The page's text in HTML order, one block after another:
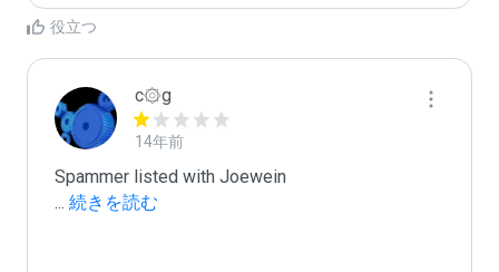
役立つ
c۞g
14年前
... 続きを読む